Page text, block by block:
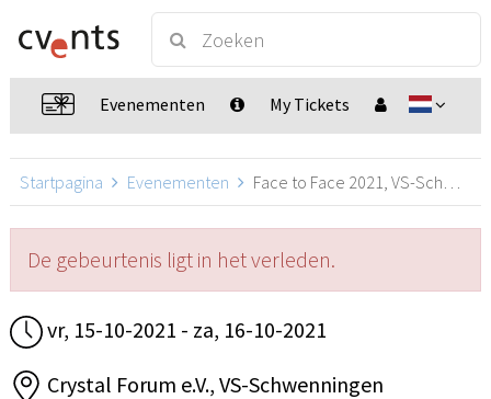
Evenementen My Tickets
Startpagina Evenementen Face to Face 2021, VS-Schwenningen
De gebeurtenis ligt in het verleden.
vr, 15-10-2021 - za, 16-10-2021
Crystal Forum e.V., VS-Schwenningen